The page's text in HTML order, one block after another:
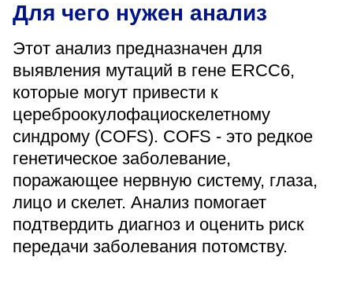
399000, г. Липецк, Плехановское лесничество,
Ленинский лесхоз, квартал 67
Понедельник — четверг
08:00–16:45
перерыв 12:00–12:30
Пятница
08:00–15:45
перерыв 12:00–12:30
Администратор
+7 (4742) 72-73-31
Для чего нужен анализ
Этот анализ предназначен для
выявления мутаций в гене ERCC6,
которые могут привести к
цереброокулофациоскелетному
синдрому (COFS). COFS - это редкое
генетическое заболевание,
поражающее нервную систему, глаза,
лицо и скелет. Анализ помогает
подтвердить диагноз и оценить риск
передачи заболевания потомству.